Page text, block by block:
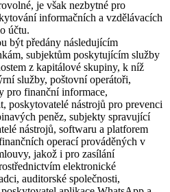
je však nezbytné pro
informačních a vzdělávacích
účtu.
být předány následujícím
subjektům poskytujícím služby
z kapitálové skupiny, k níž
služby, poštovní operátoři,
pro finanční informace,
poskytovatelé nástrojů pro prevenci
peněz, subjekty spravující
nástrojů, softwaru a platforem
operací prováděných v
jakož i pro zasílání
elektronické
auditorské společnosti,